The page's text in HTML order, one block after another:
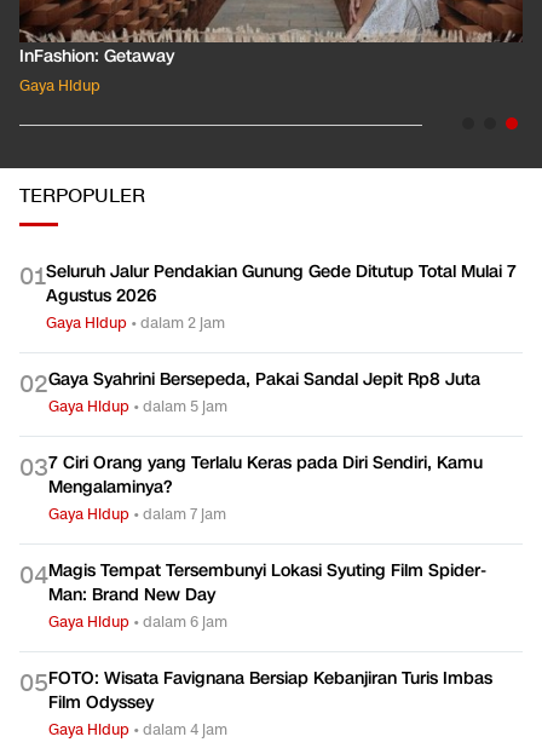
InFashion: Masking the Ox
Gaya Hidup
TERPOPULER
01Seluruh Jalur Pendakian Gunung Gede Ditutup Total Mulai 7
Agustus 2026
Gaya Hidup •dalam 2 jam
02Gaya Syahrini Bersepeda, Pakai Sandal Jepit Rp8 Juta
Gaya Hidup •dalam 5 jam
037 Ciri Orang yang Terlalu Keras pada Diri Sendiri, Kamu
Mengalaminya?
Gaya Hidup •dalam 7 jam
04Magis Tempat Tersembunyi Lokasi Syuting Film Spider-
Man: Brand New Day
Gaya Hidup •dalam 6 jam
05FOTO: Wisata Favignana Bersiap Kebanjiran Turis Imbas
Film Odyssey
Gaya Hidup •dalam 4 jam